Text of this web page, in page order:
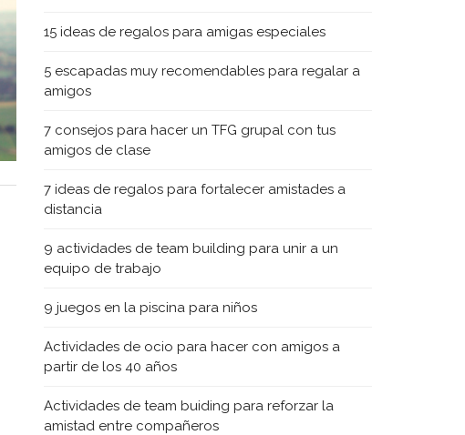
15 ideas de regalos para amigas especiales
5 escapadas muy recomendables para regalar a
amigos
7 consejos para hacer un TFG grupal con tus
amigos de clase
7 ideas de regalos para fortalecer amistades a
distancia
9 actividades de team building para unir a un
equipo de trabajo
9 juegos en la piscina para niños
Actividades de ocio para hacer con amigos a
partir de los 40 años
Actividades de team buiding para reforzar la
amistad entre compañeros